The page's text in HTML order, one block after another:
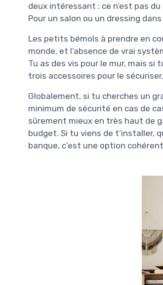
deux intéressant : ce n’est pas
Pour un salon ou un dressing
Les petits bémols à prendre en
monde, et l’absence de vrai
Tu as des vis pour le mur, mais
trois accessoires pour le
Globalement, si tu cherches un
minimum de sécurité en cas de
sûrement mieux en très haut de
budget. Si tu viens de t’installer,
banque, c’est une option